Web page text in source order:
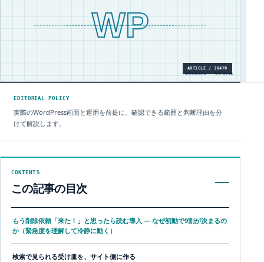
WP
SAKUSITE / ARTICLE
ARTICLE / 38470
EDITORIAL POLICY
実際のWordPress画面と運用を前提に、確認できる範囲と判断理由を分
けて解説します。
CONTENTS
この記事の目次
もう削除依頼「来た！」と思ったら読む導入 — なぜ初動で9割が決まるの
か（緊急度を理解して冷静に動く）
検索で見られる受け皿を、サイト側に作る